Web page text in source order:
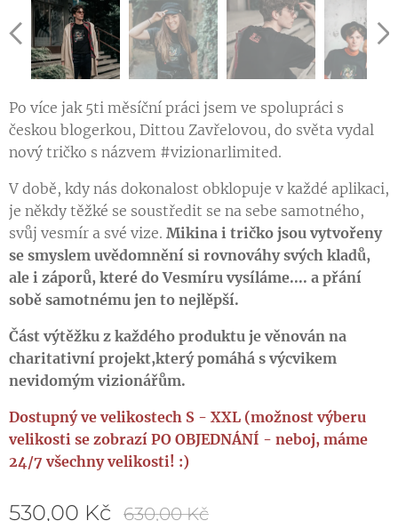
Po více jak 5ti měsíční práci jsem ve spolupráci s
českou blogerkou, Dittou Zavřelovou, do světa vydal
nový tričko s názvem #vizionarlimited.
V době, kdy nás dokonalost obklopuje v každé aplikaci,
je někdy těžké se soustředit se na sebe samotného,
svůj vesmír a své vize. Mikina i tričko jsou vytvořeny
se smyslem uvědomnění si rovnováhy svých kladů,
ale i záporů, které do Vesmíru vysíláme.... a přání
sobě samotnému jen to nejlěpší.
Část výtěžku z každého produktu je věnován na
charitativní projekt,který pomáhá s výcvikem
nevidomým vizionářům.
Dostupný ve velikostech S - XXL (možnost výberu
velikosti se zobrazí PO OBJEDNÁNÍ - neboj, máme
24/7 všechny velikosti! :)
530,00 Kč 630,00Kč